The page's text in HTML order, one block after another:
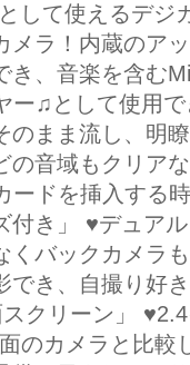
して使えるデジ
メラ！内蔵のア
き、音楽を含む
ー♫として使用
のまま流し、明
の音域もクリア
ードを挿入する
付き」 ♥デュア
くバックカメラ
でき、自撮り好
クリーン」
のカメラと比較